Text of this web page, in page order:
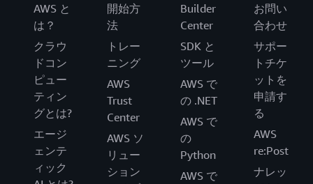
AWS と
は？
クラウ
ドコン
ピュー
ティン
グとは?
エージ
ェンテ
ィック
開始方
法
トレー
ニング
AWS
Trust
Center
AWS ソ
リュー
ション
Builder
Center
SDK と
ツール
AWS で
の .NET
AWS で
の
Python
AWS で
お問い
合わせ
サポー
トチケ
ットを
申請す
る
AWS
re:Post
ナレッ